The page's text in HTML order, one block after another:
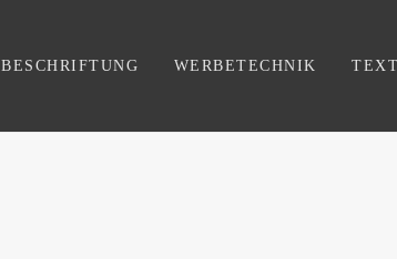
BESCHRIFTUNG WERBETECHNIK